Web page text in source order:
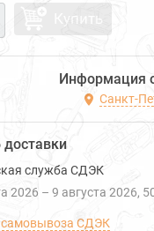
Купить
Информация
Санкт-
доставки
служба СДЭК
2026 – 9 августа 2026
СДЭК